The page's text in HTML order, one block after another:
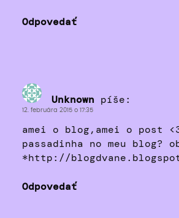
Odpovedať
Unknown píše:
12. februára 2015 o 17:35
amei o blog,amei o post
passadinha no meu blog?
*http://
Odpovedať